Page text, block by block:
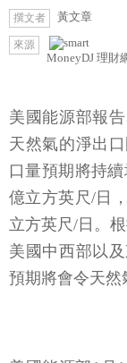
撰文者 黃文章
來源
MoneyDJ 理財
美國能源部報
天然氣的淨出
口量預期將持
億立方英尺/日
立方英尺/日。
美國中西部以
預期將會令天然